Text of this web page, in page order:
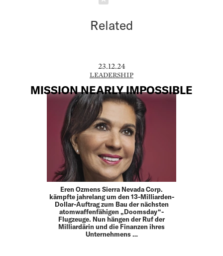
Related
23.12.24
LEADERSHIP
MISSION NEARLY IMPOSSIBLE
Eren Ozmens Sierra Nevada Corp.
kämpfte jahrelang um den 13-Milliarden-
Dollar-Auftrag zum Bau der nächsten
atomwaffenfähigen „Doomsday“-
Flugzeuge. Nun hängen der Ruf der
Milliardärin und die Finanzen ihres
Unternehmens …